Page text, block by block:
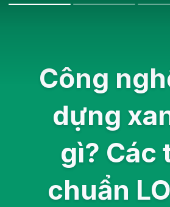
Công
dựng
gì? Các
chuẩn